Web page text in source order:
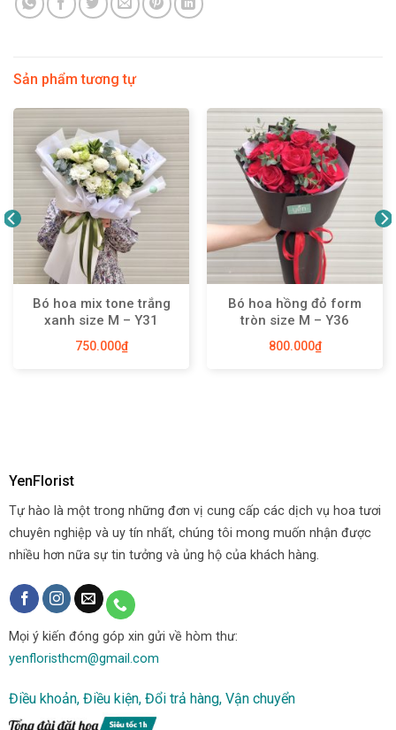
Sản phẩm tương tự
Bó hoa mix tone trắng
xanh size M – Y31
750.000₫
Bó hoa hồng đỏ form
tròn size M – Y36
800.000₫
YenFlorist
Tự hào là một trong những đơn vị cung cấp các dịch vụ hoa tươi
chuyên nghiệp và uy tín nhất, chúng tôi mong muốn nhận được
nhiều hơn nữa sự tin tưởng và ủng hộ của khách hàng.
Mọi ý kiến đóng góp xin gửi về hòm thư:
yenfloristhcm@gmail.com
Điều khoản, Điều kiện, Đổi trả hàng, Vận chuyển